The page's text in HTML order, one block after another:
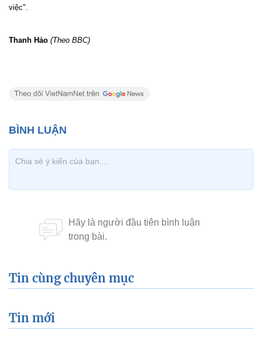
việc".
Thanh Hảo (Theo BBC)
Tin cùng chuyên mục
Tin mới